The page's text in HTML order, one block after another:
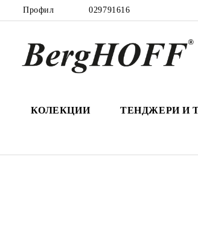
Профил 029791616
КОЛЕКЦИИ ТЕНДЖЕРИ И